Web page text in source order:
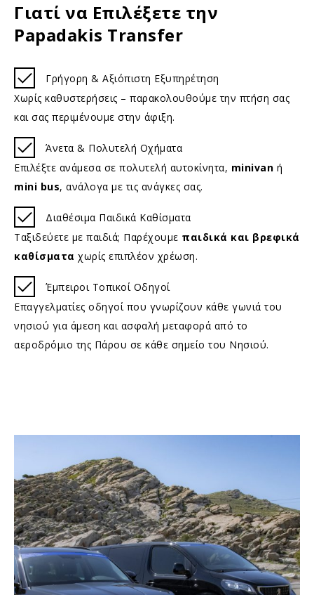
Γιατί να Επιλέξετε την
Papadakis Transfer
Γρήγορη & Αξιόπιστη Εξυπηρέτηση
Χωρίς καθυστερήσεις – παρακολουθούμε την πτήση σας
και σας περιμένουμε στην άφιξη.
Άνετα & Πολυτελή Οχήματα
Επιλέξτε ανάμεσα σε πολυτελή αυτοκίνητα, minivan ή
mini bus, ανάλογα με τις ανάγκες σας.
Διαθέσιμα Παιδικά Καθίσματα
Ταξιδεύετε με παιδιά; Παρέχουμε παιδικά και βρεφικά
καθίσματα χωρίς επιπλέον χρέωση.
Έμπειροι Τοπικοί Οδηγοί
Επαγγελματίες οδηγοί που γνωρίζουν κάθε γωνιά του
νησιού για άμεση και ασφαλή μεταφορά από το
αεροδρόμιο της Πάρου σε κάθε σημείο του Νησιού.